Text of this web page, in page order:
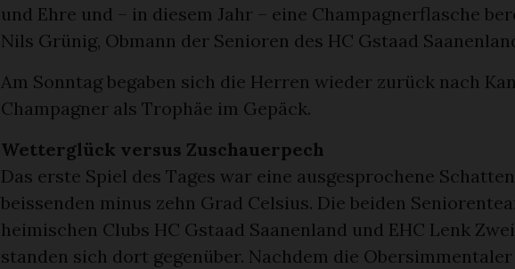
und Ehre und – in diesem Jahr – eine Champagnerflasche
Nils Grünig, Obmann der Senioren des HC Gstaad
Am Sonntag begaben sich die Herren wieder zurück nach
Champagner als Trophäe im Gepäck.
Wetterglück versus Zuschauerpech
Das erste Spiel des Tages war eine ausgesprochene
beissenden minus zehn Grad Celsius. Die beiden
heimischen Clubs HC Gstaad Saanenland und EHC Lenk
standen sich dort gegenüber. Nachdem die Obersimmentaler